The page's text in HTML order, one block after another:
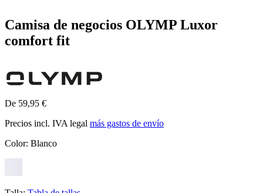
Camisa de negocios OLYMP Luxor
comfort fit
De 59,95 €
Precios incl. IVA legal más gastos de envío
Color: Blanco